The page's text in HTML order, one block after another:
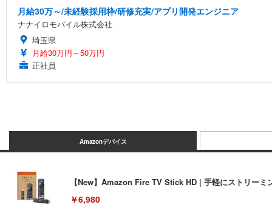
月給30万～/未経験採用枠/研修充実/アプリ開発エンジニア
ナナイロモバイル株式会社
埼玉県
月給30万円～50万円
正社員
Amazonデバイス
【New】Amazon Fire TV Stick HD | 手軽にストリー
￥6,980